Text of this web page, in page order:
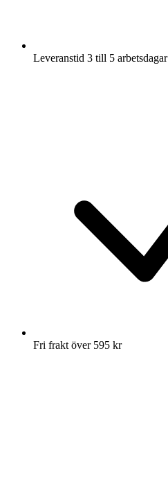
Leveranstid 3 till 5 arbetsdagar
Fri frakt över 595 kr